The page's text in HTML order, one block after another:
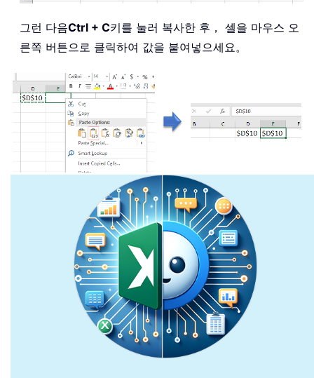
그런 다음Ctrl + C키를 눌러 복사한 후， 셀을 마우스 오
른쪽 버튼으로 클릭하여 값을 붙여넣으세요。